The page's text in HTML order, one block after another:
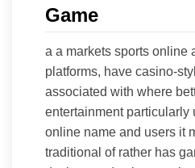
Game
a a markets sports online
platforms, have casino-
associated with where
entertainment particularly
online name and users it
traditional of rather has